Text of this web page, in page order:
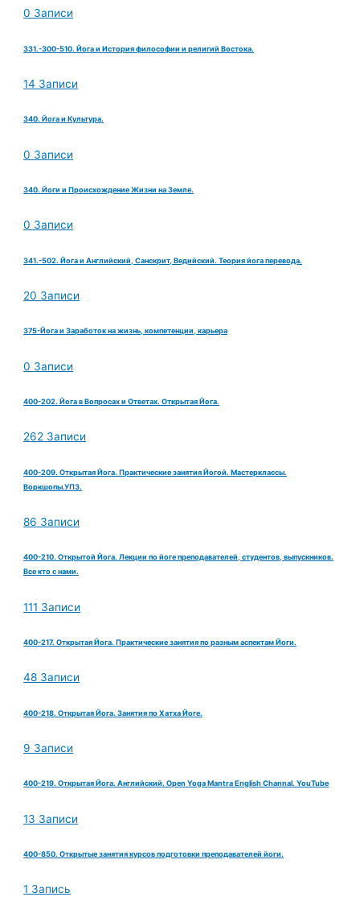
0 Записи
331.-300-510. Йога и История философии и религий Востока.
14 Записи
340. Йога и Культура.
0 Записи
340. Йоги и Происхождение Жизни на Земле.
0 Записи
341.-502. Йога и Английский, Санскрит, Ведийский. Теория йога перевода.
20 Записи
375-Йога и Заработок на жизнь, компетенции, карьера
0 Записи
400-202. Йога в Вопросах и Ответах. Открытая Йога.
262 Записи
400-209. Открытая Йога. Практические занятия Йогой. Мастерклассы.
Воркшопы.УПЗ.
86 Записи
400-210. Открытой Йога. Лекции по йоге преподавателей, студентов, выпускников.
Все кто с нами.
111 Записи
400-217. Открытая Йога. Практические занятия по разным аспектам Йоги.
48 Записи
400-218. Открытая Йога. Занятия по Хатха Йоге.
9 Записи
400-219. Открытая Йога. Английский. Open Yoga Mantra English Channal. YouTube
13 Записи
400-850. Открытые занятия курсов подготовки преподавателей йоги.
1 Запись